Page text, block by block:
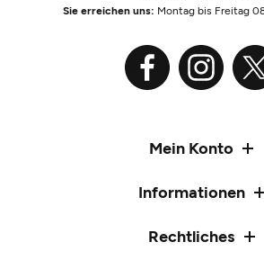
Sie erreichen uns: Montag bis Freitag
Mein Konto
Informationen
Rechtliches